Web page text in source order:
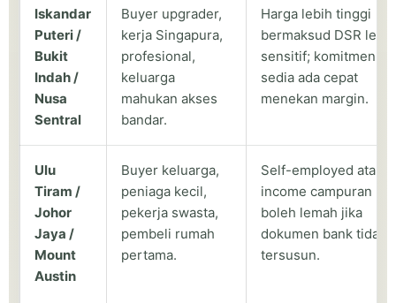
Iskandar
Puteri /
Bukit
Indah /
Nusa
Sentral
Buyer upgrader,
kerja Singapura,
profesional,
keluarga
mahukan akses
bandar.
Harga lebih tinggi
bermaksud DSR lebih
sensitif; komitmen
sedia ada cepat
menekan margin.
Ulu
Tiram /
Johor
Jaya /
Mount
Austin
Buyer keluarga,
peniaga kecil,
pekerja swasta,
pembeli rumah
pertama.
Self-employed atau
income campuran
boleh lemah jika
dokumen bank tidak
tersusun.